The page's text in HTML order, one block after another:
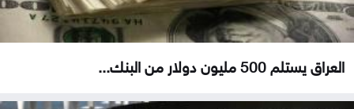
العراق يستلم 500 مليون دولار من البنك...